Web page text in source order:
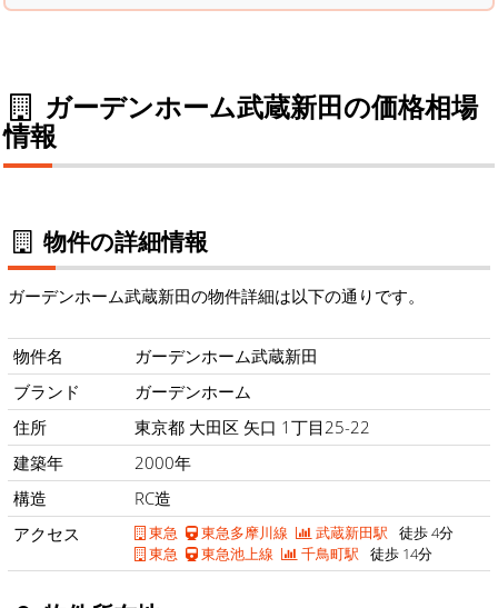
ガーデンホーム武蔵新田の価格相場
情報
物件の詳細情報
ガーデンホーム武蔵新田の物件詳細は以下の通りです。
物件名
ガーデンホーム武蔵新田
ブランド
ガーデンホーム
住所
東京都 大田区 矢口 1丁目25-22
建築年
2000年
構造
RC造
アクセス
東急 東急多摩川線 武蔵新田駅 徒歩 4分
東急
東急池上線 千鳥町駅 徒歩 14分